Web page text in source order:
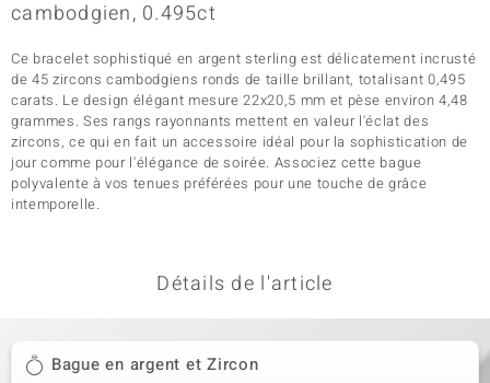
cambodgien, 0.495ct
Ce bracelet sophistiqué en argent sterling est délicatement incrusté
de 45 zircons cambodgiens ronds de taille brillant, totalisant 0,495
carats. Le design élégant mesure 22x20,5 mm et pèse environ 4,48
grammes. Ses rangs rayonnants mettent en valeur l'éclat des
zircons, ce qui en fait un accessoire idéal pour la sophistication de
jour comme pour l'élégance de soirée. Associez cette bague
polyvalente à vos tenues préférées pour une touche de grâce
intemporelle.
Détails de l'article
Bague en argent et Zircon